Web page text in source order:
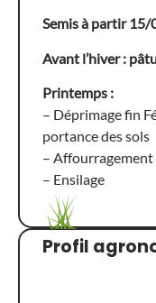
Semis à partir 15/
Avant l’hiver :
Printemps :
– Déprimage fin
portance des sols
– Affourragement
– Ensilage
Profil